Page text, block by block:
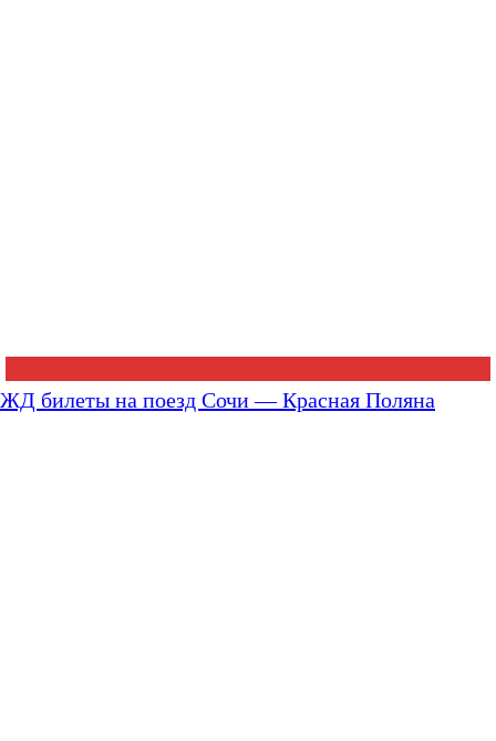
ЖД билеты на поезд Сочи — Красная Поляна